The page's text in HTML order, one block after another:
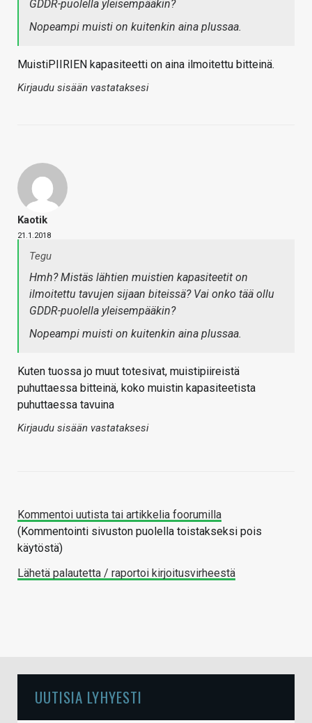
GDDR-puolella yleisempääkin?
Nopeampi muisti on kuitenkin aina plussaa.
MuistiPIIRIEN kapasiteetti on aina ilmoitettu bitteinä.
Kirjaudu sisään vastataksesi
Kaotik
21.1.2018
Tegu
Hmh? Mistäs lähtien muistien kapasiteetit on
ilmoitettu tavujen sijaan biteissä? Vai onko tää ollu
GDDR-puolella yleisempääkin?
Nopeampi muisti on kuitenkin aina plussaa.
Kuten tuossa jo muut totesivat, muistipiireistä
puhuttaessa bitteinä, koko muistin kapasiteetista
puhuttaessa tavuina
Kirjaudu sisään vastataksesi
Kommentoi uutista tai artikkelia foorumilla
(Kommentointi sivuston puolella toistakseksi pois
käytöstä)
Lähetä palautetta / raportoi kirjoitusvirheestä
UUTISIA LYHYESTI